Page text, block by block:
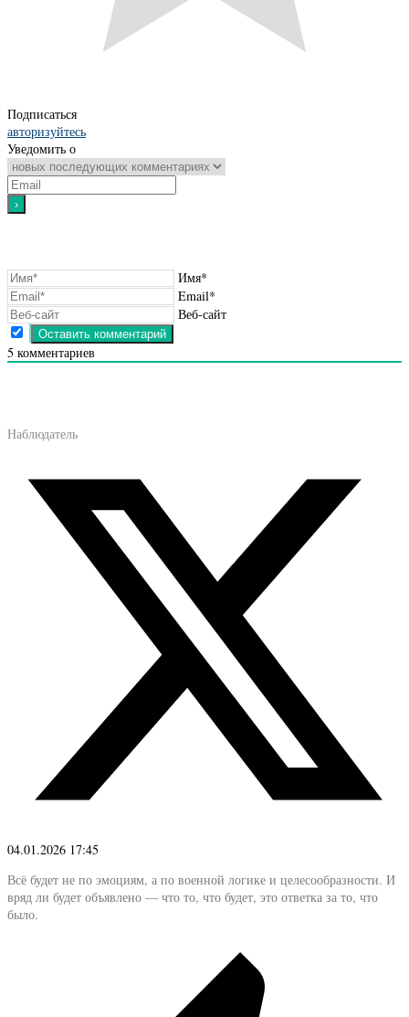
Подписаться
авторизуйтесь
Уведомить о
Имя*
Email*
Веб-сайт
5 комментариев
Наблюдатель
04.01.2026 17:45
Всё будет не по эмоциям, а по военной логике и целесообразности. И
вряд ли будет объявлено — что то, что будет, это ответка за то, что
было.